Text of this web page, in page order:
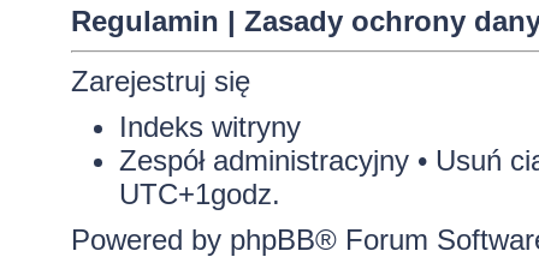
Regulamin | Zasady ochrony
Zarejestruj się
Indeks witryny
Zespół administracyjny• Usuń
UTC+1godz.
Powered by phpBB® Forum